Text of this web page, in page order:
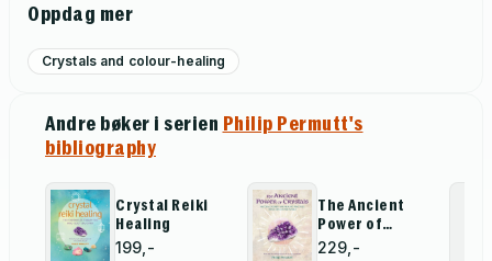
Oppdag mer
Crystals and colour-healing
Andre bøker i serien Philip Permutt's
bibliography
Crystal Reiki
Healing
199,-
The Ancient
Power of
Crystals
229,-